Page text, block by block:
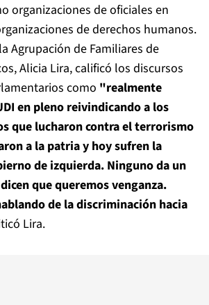
organizaciones de oficiales en
de derechos humanos.
Agrupación de Familiares de
Alicia Lira, calificó los discursos
como "realmente
en pleno reivindicando a los
que lucharon contra el terrorismo
a la patria y hoy sufren la
de izquierda. Ninguno da un
que queremos venganza.
de la discriminación hacia
Lira.